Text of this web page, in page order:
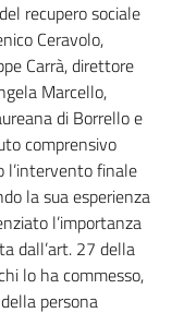
recupero sociale
Ceravolo,
Carrà, direttore
Marcello,
di Borrello e
comprensivo
l’intervento finale
la sua esperienza
l’importanza
dall’art. 27 della
lo ha commesso,
persona